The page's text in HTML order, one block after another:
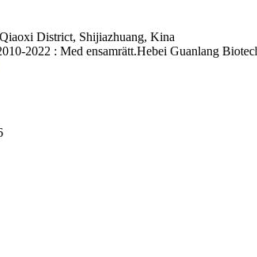
District, Shijiazhuang, Kina
2022 : Med ensamrätt.Hebei Guanlang